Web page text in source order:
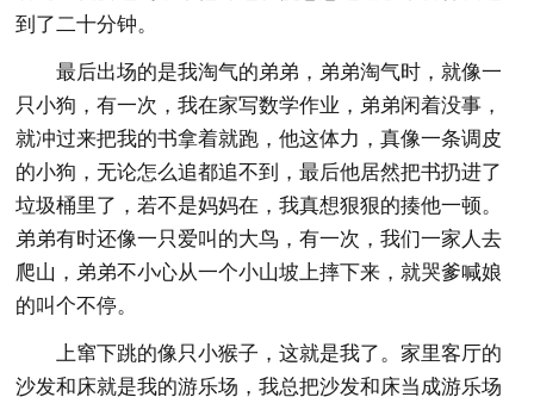
到了二十分钟。
最后出场的是我淘气的弟弟，弟弟淘气时，就像一
只小狗，有一次，我在家写数学作业，弟弟闲着没事，
就冲过来把我的书拿着就跑，他这体力，真像一条调皮
的小狗，无论怎么追都追不到，最后他居然把书扔进了
垃圾桶里了，若不是妈妈在，我真想狠狠的揍他一顿。
弟弟有时还像一只爱叫的大鸟，有一次，我们一家人去
爬山，弟弟不小心从一个小山坡上摔下来，就哭爹喊娘
的叫个不停。
上窜下跳的像只小猴子，这就是我了。家里客厅的
沙发和床就是我的游乐场，我总把沙发和床当成游乐场